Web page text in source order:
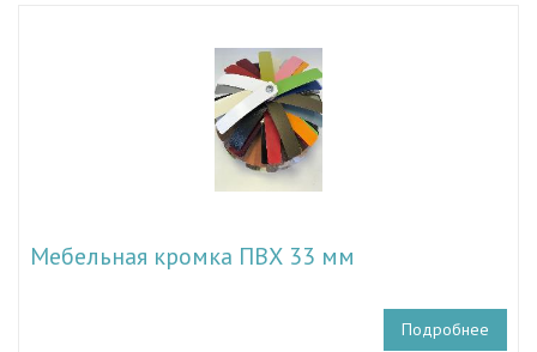
Мебельная кромка ПВХ 33 мм
Подробнее